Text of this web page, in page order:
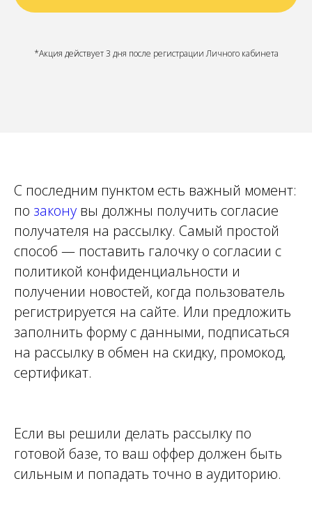
*Акция действует 3 дня после регистрации Личного кабинета
С последним пунктом есть важный момент:
по закону вы должны получить согласие
получателя на рассылку. Самый простой
способ — поставить галочку о согласии с
политикой конфиденциальности и
получении новостей, когда пользователь
регистрируется на сайте. Или предложить
заполнить форму с данными, подписаться
на рассылку в обмен на скидку, промокод,
сертификат.
Если вы решили делать рассылку по
готовой базе, то ваш оффер должен быть
сильным и попадать точно в аудиторию.